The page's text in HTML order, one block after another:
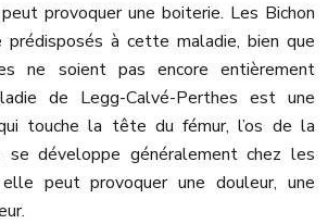
provoquer une boiterie. Les Bichon
à cette maladie, bien que
ne soient pas encore entièrement
de Legg-Calvé-Perthes est une
touche la tête du fémur, l’os de la
se développe généralement chez les
peut provoquer une douleur, une